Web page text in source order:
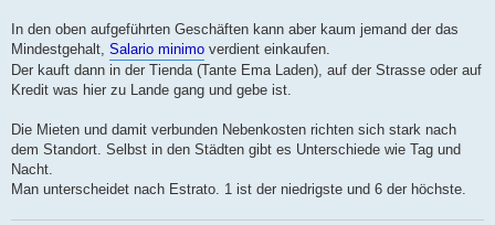
In den oben aufgeführten Geschäften kann aber kaum jemand der das
Mindestgehalt, Salario minimo verdient einkaufen.
Der kauft dann in der Tienda (Tante Ema Laden), auf der Strasse oder auf
Kredit was hier zu Lande gang und gebe ist.
Die Mieten und damit verbunden Nebenkosten richten sich stark nach
dem Standort. Selbst in den Städten gibt es Unterschiede wie Tag und
Nacht.
Man unterscheidet nach Estrato. 1 ist der niedrigste und 6 der höchste.